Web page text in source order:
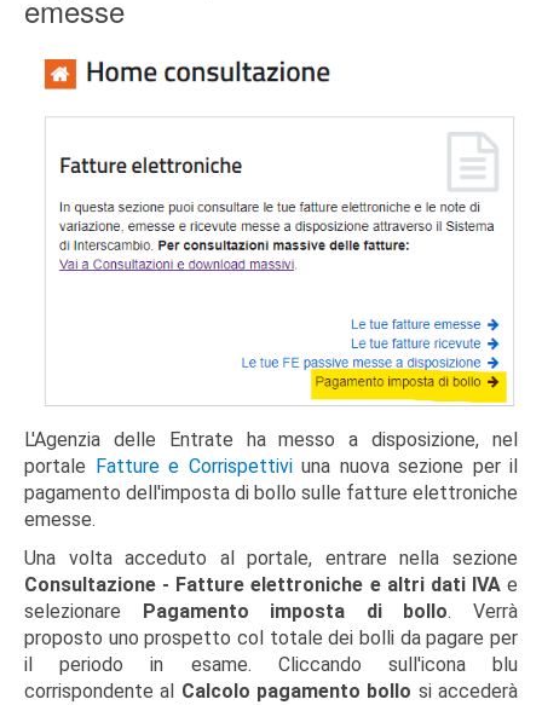
emesse
L'Agenzia delle Entrate ha messo a disposizione, nel
portale Fatture e Corrispettiviuna nuova sezione per il
pagamento dell'imposta di bollo sulle fatture elettroniche
emesse.
Una volta acceduto al portale, entrare nella sezione
Consultazione - Fatture elettroniche e altri dati IVAe
selezionare Pagamento imposta di bollo. Verrà
proposto uno prospetto col totale dei bolli da pagare per
il periodo in esame. Cliccando sull'icona blu
corrispondente al Calcolo pagamento bollo si accederà